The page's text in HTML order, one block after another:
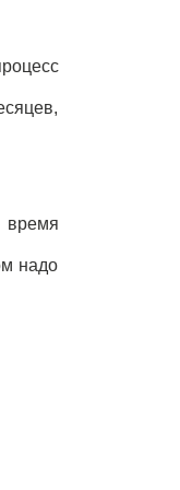
время
надо